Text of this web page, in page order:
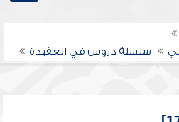
سلسلة دروس في العقيدة